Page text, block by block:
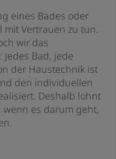
eines Bades oder
Vertrauen zu tun.
wir das
Bad, jede
der Haustechnik ist
den individuellen
Deshalb lohnt
es darum geht,